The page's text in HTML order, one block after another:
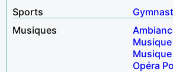
Sports
Musiques
Opéra